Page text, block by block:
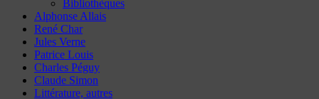
Bibliothèques
Alphonse Allais
René Char
Jules Verne
Patrice Louis
Charles Péguy
Claude Simon
Littérature, autres